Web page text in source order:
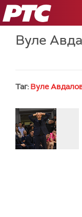
РТС
Вуле
Таг: Вуле